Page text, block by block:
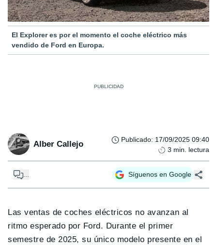
El Explorer es por el momento el coche eléctrico más
vendido de Ford en Europa.
Alber Callejo Publicado: 17/09/2025 09:40
3 min. lectura
... Síguenos en Google
Las ventas de coches eléctricos no avanzan al
ritmo esperado por Ford. Durante el primer
semestre de 2025, su único modelo presente en el